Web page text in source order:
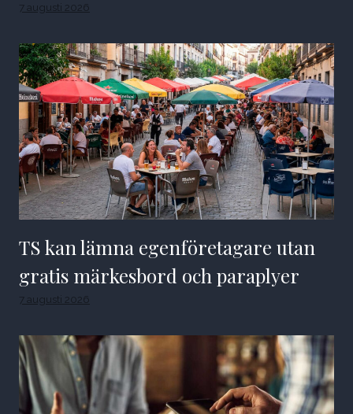
7 augusti 2026
TS kan lämna egenföretagare utan
gratis märkesbord och paraplyer
7 augusti 2026